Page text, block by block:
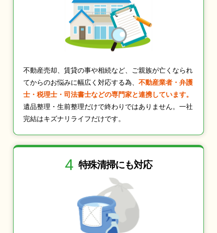
不動産売却、賃貸の事や相続など、ご親族が亡くなられ
てからのお悩みに幅広く対応する為、 不動産業者・弁護
士・税理士・司法書士などの専門家と連携しています。
遺品整理・生前整理だけで終わりではありません。一社
完結はキズナリライフだけです。
4 特殊清掃にも対応